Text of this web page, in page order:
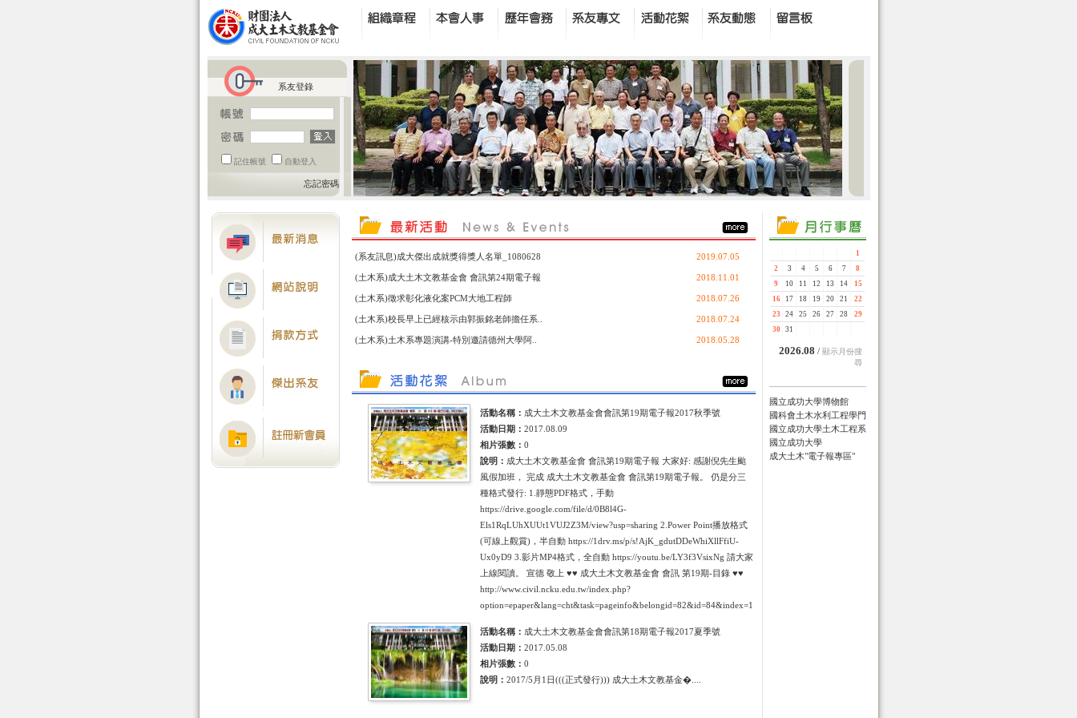
系友登錄
記住帳號 自動登入
忘記密碼
(系友訊息)成大傑出成就獎得獎人名單_1080628 2019.07.05
(土木系)成大土木文教基金會 會訊第24期電子報 2018.11.01
(土木系)徵求彰化液化案PCM大地工程師 2018.07.26
(土木系)校長早上已經核示由郭振銘老師擔任系.. 2018.07.24
(土木系)土木系專題演講-特別邀請德州大學阿.. 2018.05.28
活動名稱： 成大土木文教基金會會訊第19期電子報2017秋季號
活動日期： 2017.08.09
相片張數： 0
說明： 成大土木文教基金會 會訊第19期電子報 大家好: 感謝倪先生颱
風假加班， 完成 成大土木文教基金會 會訊第19期電子報。 仍是分三
種格式發行: 1.靜態PDF格式，手動
https://drive.google.com/file/d/0B8l4G-
Els1RqLUhXUUt1VUJ2Z3M/view?usp=sharing 2.Power Point播放格式
(可線上觀賞)，半自動 https://1drv.ms/p/s!AjK_gdutDDeWhiXllFfiU-
Ux0yD9 3.影片MP4格式，全自動 https://youtu.be/LY3f3VsixNg 請大家
上線閱讀。 宣德 敬上 ♥♥ 成大土木文教基金會 會訊 第19期-目錄 ♥♥
http://www.civil.ncku.edu.tw/index.php?
option=epaper&lang=cht&task=pageinfo&belongid=82&id=84&index=1
活動名稱： 成大土木文教基金會會訊第18期電子報2017夏季號
活動日期： 2017.05.08
相片張數： 0
說明： 2017/5月1日(((正式發行))) 成大土木文教基金�....
1
2
3 4 5 6 7
8
9
10 11 12 13 14
15
16
17 18 19 20 21
22
23
24 25 26 27 28
29
30
31
2026.08 / 顯示月份搜
尋
國立成功大學博物館
國科會土木水利工程學門
國立成功大學土木工程系
國立成功大學
成大土木"電子報專區"